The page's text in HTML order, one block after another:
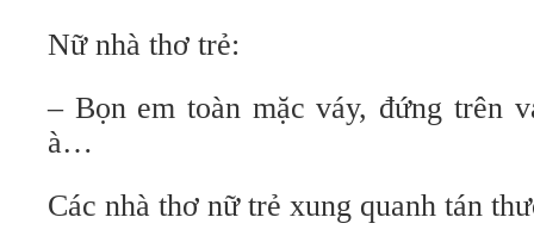
Nữ nhà thơ trẻ:
– Bọn em toàn mặc váy, đứng trên
à…
Các nhà thơ nữ trẻ xung quanh tán